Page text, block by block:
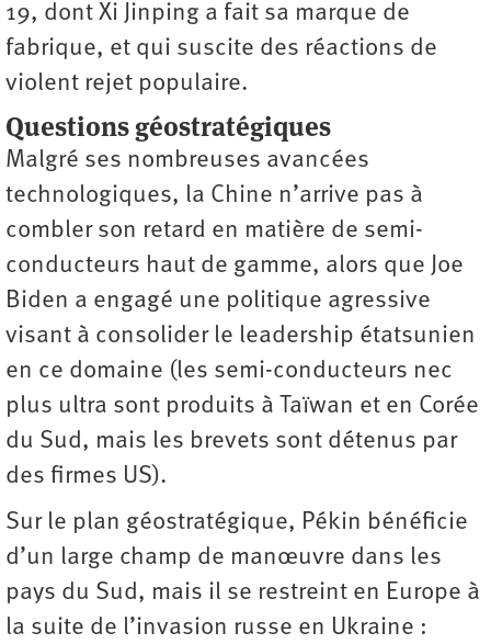
19, dont Xi Jinping a fait sa marque de
fabrique, et qui suscite des réactions de
violent rejet populaire.
Questions géostratégiques
Malgré ses nombreuses avancées
technologiques, la Chine n’arrive pas à
combler son retard en matière de semi-
conducteurs haut de gamme, alors que Joe
Biden a engagé une politique agressive
visant à consolider le leadership étatsunien
en ce domaine (les semi-conducteurs nec
plus ultra sont produits à Taïwan et en Corée
du Sud, mais les brevets sont détenus par
des firmes US).
Sur le plan géostratégique, Pékin bénéficie
d’un large champ de manœuvre dans les
pays du Sud, mais il se restreint en Europe à
la suite de l’invasion russe en Ukraine :